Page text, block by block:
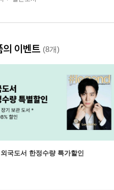
의 이벤트 (8개)
국도서 한정수량 특가할인